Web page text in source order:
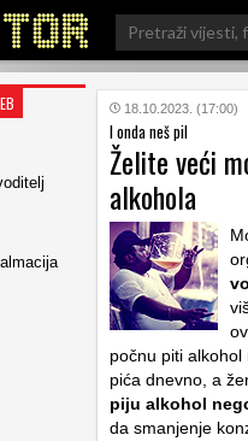
Search
for:
18.10.2023. (17:00)
I onda neš pil
Želite veći
alkohola
počnu piti
pića dnevno, a
piju alkohol
da smanjenje